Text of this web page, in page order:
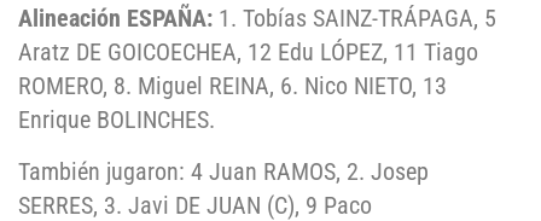
Alineación ESPAÑA: 1. Tobías SAINZ-TRÁPAGA, 5
Aratz DE GOICOECHEA, 12 Edu LÓPEZ, 11 Tiago
ROMERO, 8. Miguel REINA, 6. Nico NIETO, 13
Enrique BOLINCHES.
También jugaron: 4 Juan RAMOS, 2. Josep
SERRES, 3. Javi DE JUAN (C), 9 Paco